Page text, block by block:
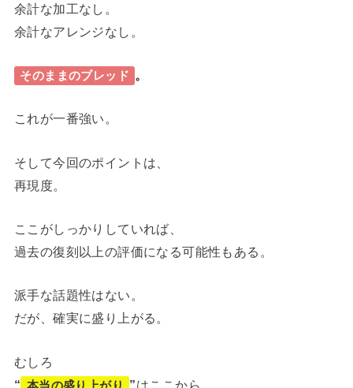
余計な加工なし。
余計なアレンジなし。
そのままのブレッド 。
これが一番強い。
そして今回のポイントは、
再現度。
ここがしっかりしていれば、
過去の復刻以上の評価になる可能性もある。
派手な話題性はない。
だが、確実に盛り上がる。
むしろ
“ 本当の盛り上がり ”はここから。